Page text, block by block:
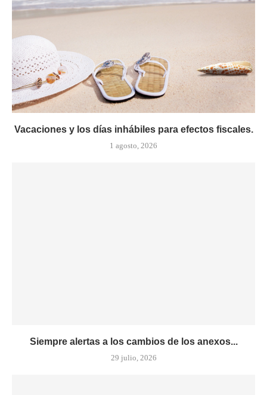
Vacaciones y los días inhábiles para efectos fiscales.
1 agosto, 2026
Siempre alertas a los cambios de los anexos...
29 julio, 2026